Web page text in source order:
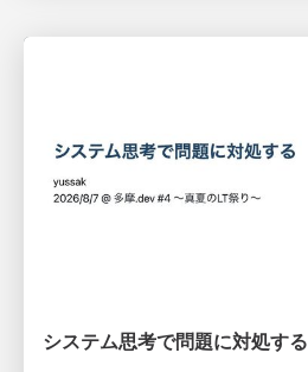
システム思考で問題に対処する